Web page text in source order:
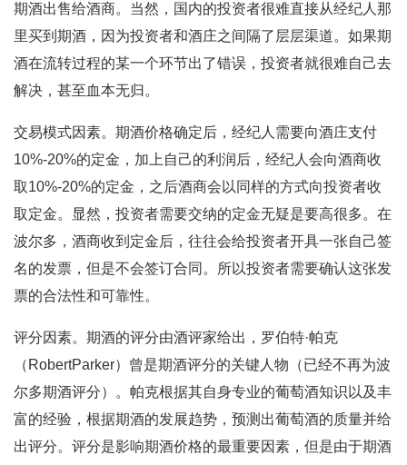
期酒出售给酒商。当然，国内的投资者很难直接从经纪人那
里买到期酒，因为投资者和酒庄之间隔了层层渠道。如果期
酒在流转过程的某一个环节出了错误，投资者就很难自己去
解决，甚至血本无归。
交易模式因素。期酒价格确定后，经纪人需要向酒庄支付
10%-20%的定金，加上自己的利润后，经纪人会向酒商收
取10%-20%的定金，之后酒商会以同样的方式向投资者收
取定金。显然，投资者需要交纳的定金无疑是要高很多。在
波尔多，酒商收到定金后，往往会给投资者开具一张自己签
名的发票，但是不会签订合同。所以投资者需要确认这张发
票的合法性和可靠性。
评分因素。期酒的评分由酒评家给出，罗伯特·帕克
（RobertParker）曾是期酒评分的关键人物（已经不再为波
尔多期酒评分）。帕克根据其自身专业的葡萄酒知识以及丰
富的经验，根据期酒的发展趋势，预测出葡萄酒的质量并给
出评分。评分是影响期酒价格的最重要因素，但是由于期酒